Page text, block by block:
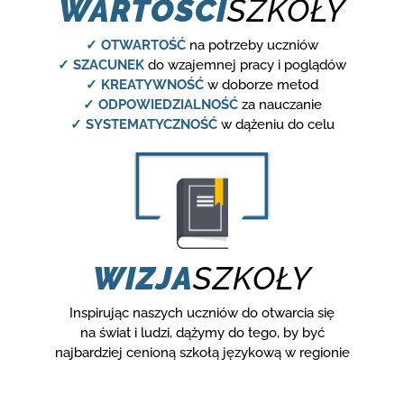
WARTOŚCISZKOŁY
✓ OTWARTOŚĆ na potrzeby uczniów
✓ SZACUNEK do wzajemnej pracy i poglądów
✓ KREATYWNOŚĆ w doborze metod
✓ ODPOWIEDZIALNOŚĆza nauczanie
✓ SYSTEMATYCZNOŚĆw dążeniu do celu
WIZJASZKOŁY
Inspirując naszych uczniów do otwarcia się
na świat i ludzi, dążymy do tego, by być
najbardziej cenioną szkołą językową w regionie